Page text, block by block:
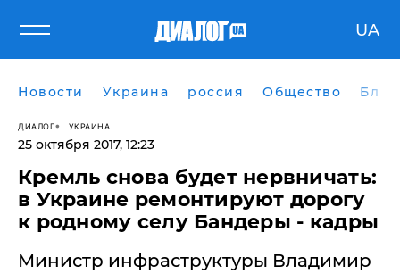
UA
Новости Украина россия Общество
ДИАЛОГ УКРАИНА
25 октября 2017, 12:23
Кремль снова будет нервничать:
в Украине ремонтируют дорогу
к родному селу Бандеры - кадры
Министр инфраструктуры Владимир